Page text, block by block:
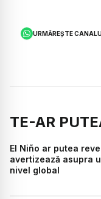
URMĂREȘTE
TE-AR
El Niño ar putea
avertizează asupra
nivel global